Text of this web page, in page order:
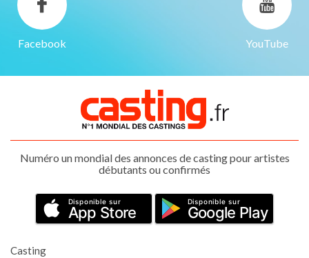
Facebook YouTube
Numéro un mondial des annonces de casting pour artistes
débutants ou confirmés
Disponible sur
App Store
Disponible sur
Google Play
Casting